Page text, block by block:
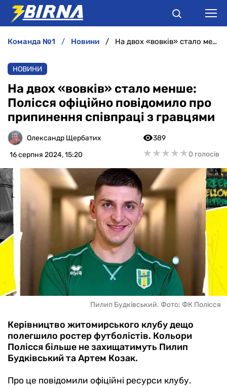
АНАЛІТИКА
ІНТЕРВ'Ю
РІЗНЕ
БУКМЕКЕРИ
команда №1 новини На двох «вовків» стало менше: Полісся офіційно повідомило про припинення співпраці з гравцями
НОВИНИ
На двох «вовків» стало менше:
Полісся офіційно повідомило про
припинення співпраці з гравцями
Олександр Щербатих
16 серпня 2024, 15:20
389
★★★★★
★★★★★0 голосів
Пилип Будківський. Фото: ФК Полісся
Керівництво житомирського клубу дещо
полегшило ростер футболістів. Кольори
Полісся більше не захищатимуть Пилип
Будківський та Артем Козак.
Про це повідомили офіційні ресурси клубу.